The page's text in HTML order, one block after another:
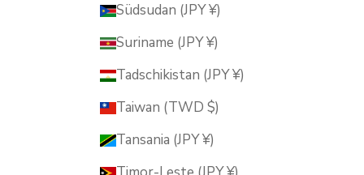
Südsudan (JPY ¥)
Suriname (JPY ¥)
Tadschikistan (JPY ¥)
Taiwan (TWD $)
Tansania (JPY ¥)